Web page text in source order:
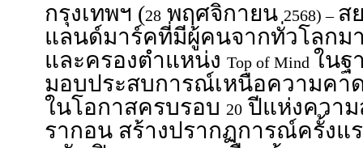
กรุงเทพฯ (28 พฤศจิกายน 2568) – ส
แลนด์มาร์คที่มีผู้คนจากทั่วโลกม
และครองตำแหน่ง Top of Mind ในฐ
มอบประสบการณ์เหนือความคา
ในโอกาสครบรอบ 20 ปีแห่งความ
รากอน สร้างปรากฏการณ์ครั้งแ